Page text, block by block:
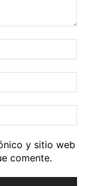
y sitio web
comente.